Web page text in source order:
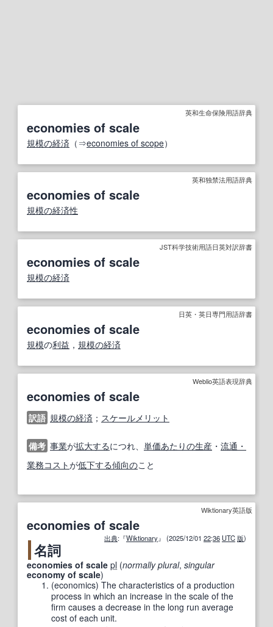
英和生命保険用語辞典
economies of scale
規模の経済 （⇒economies of scope）
英和独禁法用語辞典
economies of scale
規模の経済性
JST科学技術用語日英対訳辞書
economies of scale
規模の経済
日英・英日専門用語辞書
economies of scale
規模の利益 ， 規模の経済
Weblio英語表現辞典
economies of scale
訳語 規模の経済 ； スケールメリット
備考 事業が拡大するにつれ、 単価あたりの生産 ・ 流通・
業務コストが低下する傾向のこと
Wiktionary英語版
economies of scale
出典:『Wiktionary』 (2025/12/01 22:36 UTC 版)
名詞
economies of scale pl (normally plural, singular
economy of scale)
(economics) The characteristics of a production
process in which an increase in the scale of the
firm causes a decrease in the long run average
cost of each unit.